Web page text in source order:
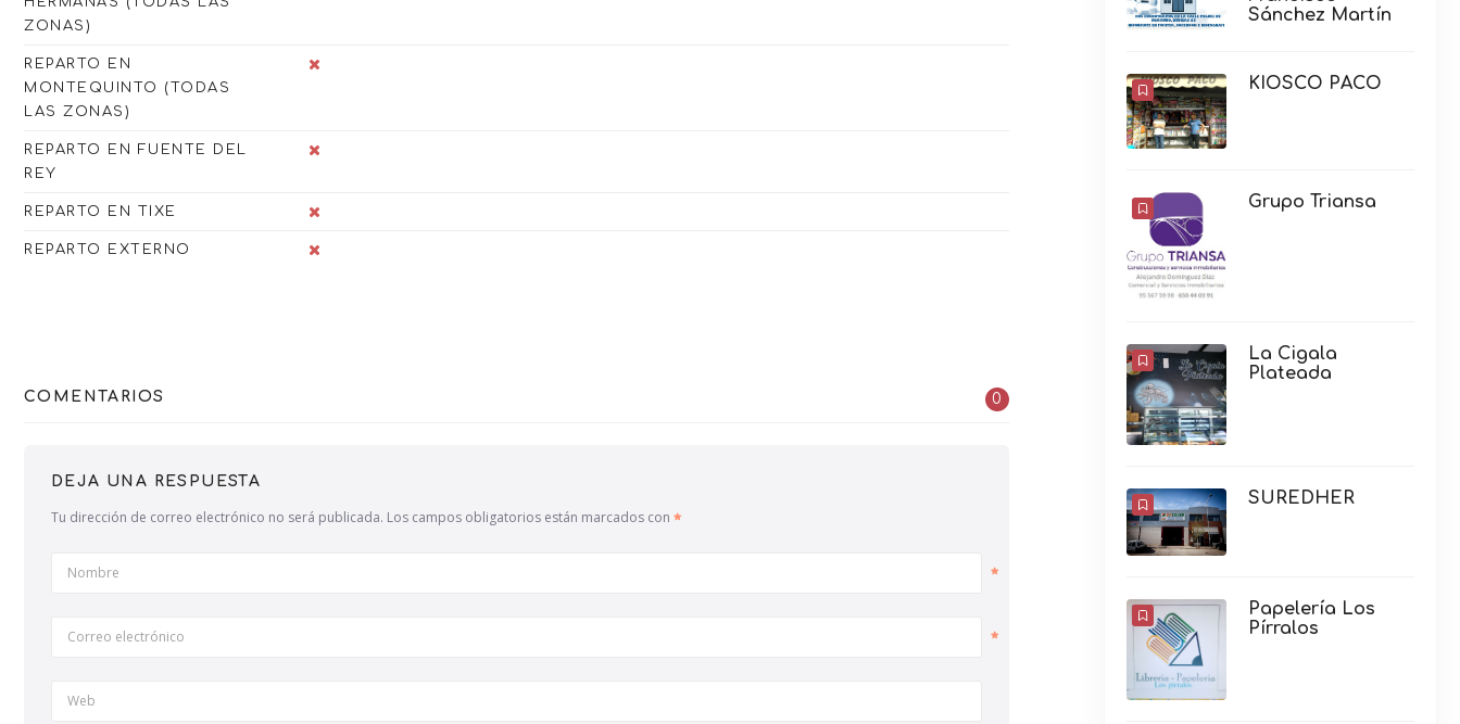
ZONAS)
REPARTO EN
MONTEQUINTO (TODAS
LAS ZONAS)
REPARTO EN FUENTE DEL
REY
REPARTO EN TIXE
REPARTO EXTERNO
COMENTARIOS 0
DEJA UNA RESPUESTA
Tu dirección de correo electrónico no será publicada. Los campos obligatorios están marcados con
Nombre
Correo electrónico
Web
Sánchez Martín
KIOSCO PACO
Grupo Triansa
La Cigala
Plateada
SUREDHER
Papelería Los
Pírralos